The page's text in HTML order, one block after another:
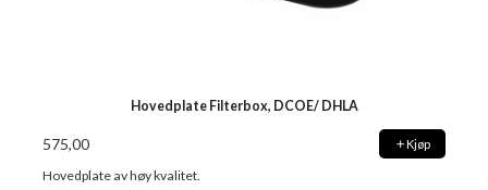
Hovedplate Filterbox, DCOE/ DHLA
575,00 Kjøp
Hovedplate av høy kvalitet.